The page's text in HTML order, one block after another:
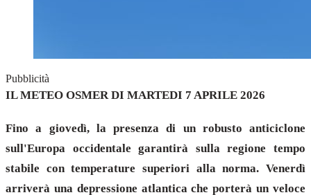
Pubblicità
IL METEO OSMER DI MARTEDI 7 APRILE 2026
Fino a giovedì, la presenza di un robusto anticiclone
sull'Europa occidentale garantirà sulla regione tempo
stabile con temperature superiori alla norma. Venerdì
arriverà una depressione atlantica che porterà un veloce